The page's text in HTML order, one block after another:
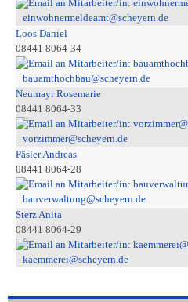
einwohnermeldeamt@scheyern.de
Loos Daniel
08441 8064-34
bauamthochbau@scheyern.de
Neumayr Rosemarie
08441 8064-33
vorzimmer@scheyern.de
Päsler Andreas
08441 8064-28
bauverwaltung@scheyern.de
Sterz Anita
08441 8064-29
kaemmerei@scheyern.de